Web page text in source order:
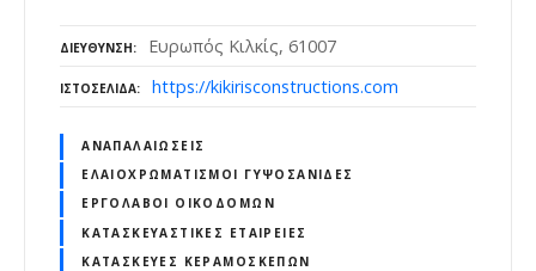
ΔΙΕΎΘΥΝΣΗ Ευρωπός Κιλκίς, 61007
ΙΣΤΟΣΕΛΊΔΑ https://kikirisconstructions.com
ΑΝΑΠΑΛΑΙΏΣΕΙΣ
ΕΛΑΙΟΧΡΩΜΑΤΙΣΜΟΊ ΓΥΨΟΣΑΝΊΔΕΣ
ΕΡΓΟΛΆΒΟΙ ΟΙΚΟΔΟΜΏΝ
ΚΑΤΑΣΚΕΥΑΣΤΙΚΈΣ ΕΤΑΙΡΕΊΕΣ
ΚΑΤΑΣΚΕΥΈΣ ΚΕΡΑΜΟΣΚΕΠΏΝ